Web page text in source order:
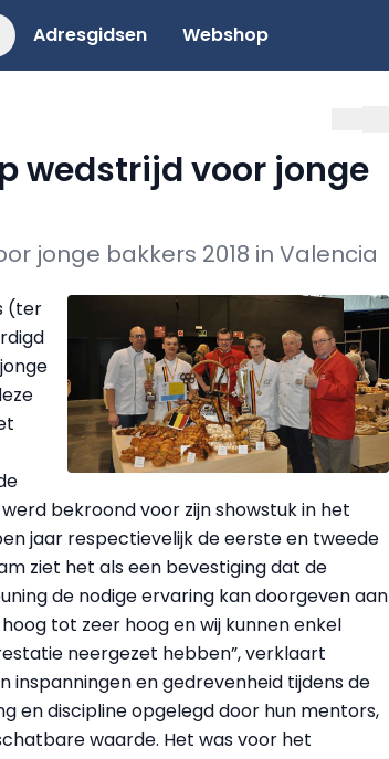
Adresgidsen Webshop
wedstrijd voor jonge
jonge bakkers 2018 in Valencia
(ter
bekroond voor zijn showstuk in het
jaar respectievelijk de eerste en tweede
ziet het als een bevestiging dat de
de nodige ervaring kan doorgeven aan
tot zeer hoog en wij kunnen enkel
neergezet hebben”, verklaart
inspanningen en gedrevenheid tijdens de
en discipline opgelegd door hun mentors,
waarde. Het was voor het